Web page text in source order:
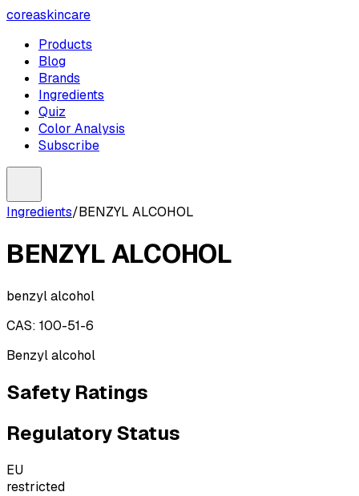
coreaskincare
Products
Blog
Brands
Ingredients
Quiz
Color Analysis
Subscribe
Ingredients/BENZYL ALCOHOL
BENZYL ALCOHOL
benzyl alcohol
CAS: 100-51-6
Benzyl alcohol
Safety Ratings
Regulatory Status
EU
restricted